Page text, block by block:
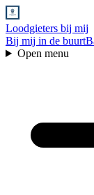
Loodgieters bij mij
Bij mij in de buurt
Open menu